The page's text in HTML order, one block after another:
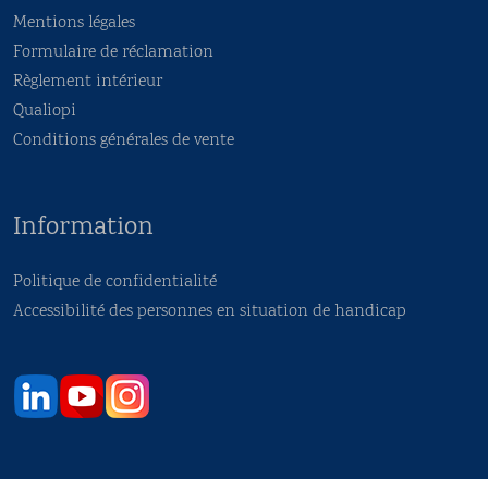
Mentions légales
Formulaire de réclamation
Règlement intérieur
Qualiopi
Conditions générales de vente
Information
Politique de confidentialité
Accessibilité des personnes en situation de handicap